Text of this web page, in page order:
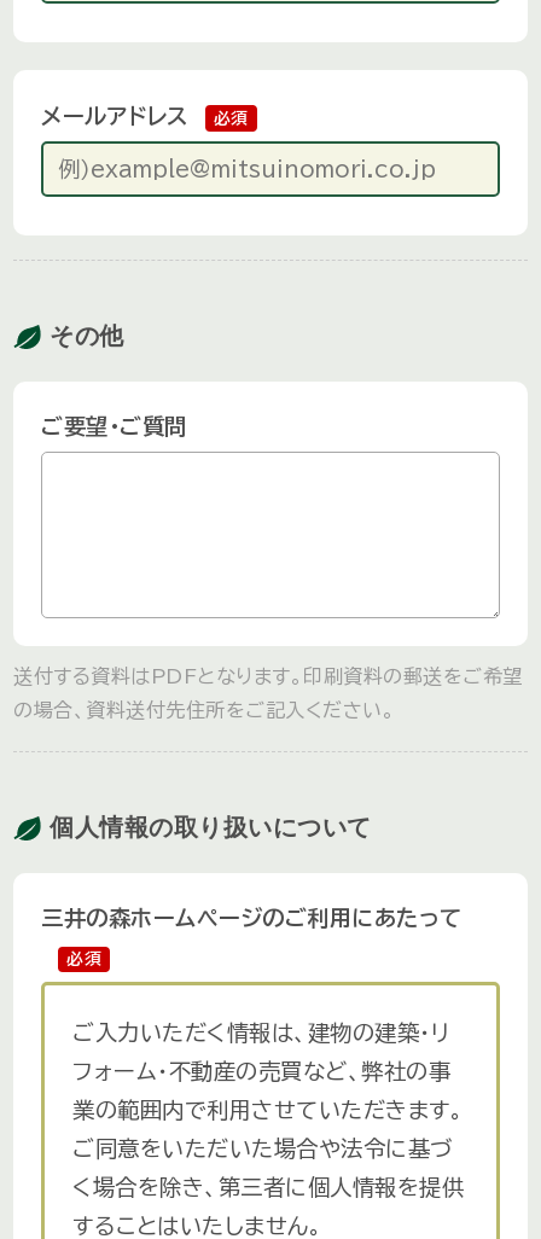
メールアドレス 必須
その他
ご要望・ご質問
送付する資料はPDFとなります。印刷資料の郵送をご希望
の場合、資料送付先住所をご記入ください。
個人情報の取り扱いについて
三井の森ホームページのご利用にあたって
必須
ご入力いただく情報は、建物の建築・リ
フォーム・不動産の売買など、弊社の事
業の範囲内で利用させていただきます。
ご同意をいただいた場合や法令に基づ
く場合を除き、第三者に個人情報を提供
することはいたしません。